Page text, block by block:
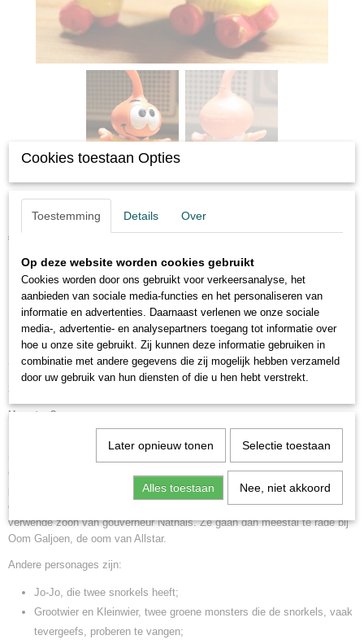
Snorkels - Dimmy
€ 7,95
Op voorraad
Omschrijving
Snorkels - Dimmy
Schleich Wallace Berrie - 1983
Hoogte: 8 cm
Ergens diep in de zee ligt Snorkelland waar de Snorkels, kleine wezentjes
Okkie (zijn inktvispuppy), Kitty, Daffney, Dimmy en Toeter (die niet kan
praten, alleen toeteren). Samen beleven ze heel wat
onderwateravonturen. Vaak raken ze in de problemen door Junior, de
verwende zoon van gouverneur Nathals. Ze gaan dan meestal te rade bij
Oom Galjoen, de oom van Allstar.
Andere personages zijn:
Jo-Jo, die twee snorkels heeft;
Grootwier en Kleinwier, twee groene monsters die de snorkels, vaak
tevergeefs, proberen te vangen;
Cookies toestaan Opties
Toestemming Details Over
Op deze website worden cookies gebruikt
Cookies worden door ons gebruikt voor verkeersanalyse, het
aanbieden van sociale media-functies en het personaliseren van
informatie en advertenties. Daarnaast verlenen we onze sociale
media-, advertentie- en analysepartners toegang tot informatie over
hoe u onze site gebruikt. Zij kunnen deze informatie gebruiken in
combinatie met andere gegevens die zij mogelijk hebben verzameld
door uw gebruik van hun diensten of die u hen hebt verstrekt.
Later opnieuw tonen Selectie toestaan
Alles toestaan Nee, niet akkoord